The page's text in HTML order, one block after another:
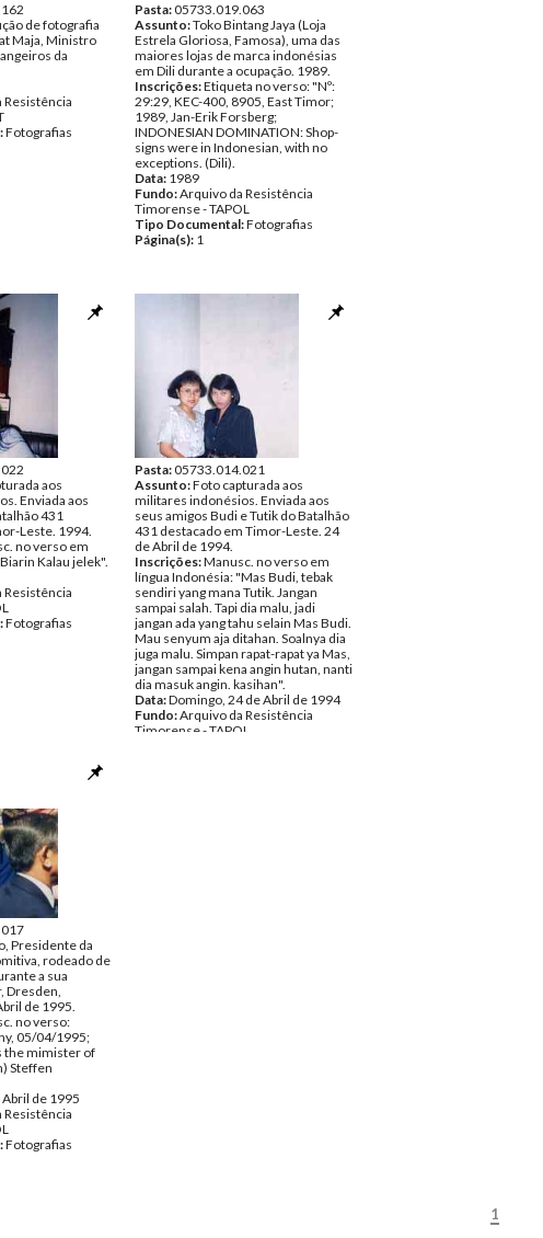
de fotografia
Maja, Ministro
da
Resistência
Fotografias
Pasta:05733.019.063
Assunto:Toko Bintang Jaya (Loja
Estrela Gloriosa, Famosa), uma das
maiores lojas de marca indonésias
em Dili durante a ocupação. 1989.
Inscrições:Etiqueta no verso: "Nº:
29:29, KEC-400, 8905, East Timor;
1989, Jan-Erik Forsberg;
INDONESIAN DOMINATION: Shop-
signs were in Indonesian, with no
exceptions. (Dili).
Data: 1989
Fundo:Arquivo da Resistência
Timorense - TAPOL
Tipo Documental:Fotografias
Página(s): 1
aos
Enviada aos
431
Leste. 1994.
no verso em
Kalau jelek".
Resistência
Fotografias
Pasta:05733.014.021
Assunto:Foto capturada aos
militares indonésios. Enviada aos
seus amigos Budi e Tutik do Batalhão
431 destacado em Timor-Leste. 24
de Abril de 1994.
Inscrições:Manusc. no verso em
língua Indonésia: "Mas Budi, tebak
sendiri yang mana Tutik. Jangan
sampai salah. Tapi dia malu, jadi
jangan ada yang tahu selain Mas Budi.
Mau senyum aja ditahan. Soalnya dia
juga malu. Simpan rapat-rapat ya Mas,
jangan sampai kena angin hutan, nanti
dia masuk angin. kasihan".
Data:Domingo, 24 de Abril de 1994
Fundo:Arquivo da Resistência
Timorense - TAPOL
Presidente da
rodeado de
a sua
Dresden,
de 1995.
no verso:
05/04/1995;
the mimister of
Steffen
de 1995
Resistência
Fotografias
1